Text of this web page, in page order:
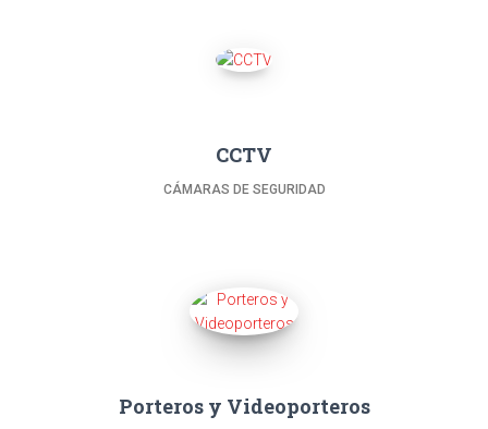
CCTV
CÁMARAS DE SEGURIDAD
Porteros y Videoporteros